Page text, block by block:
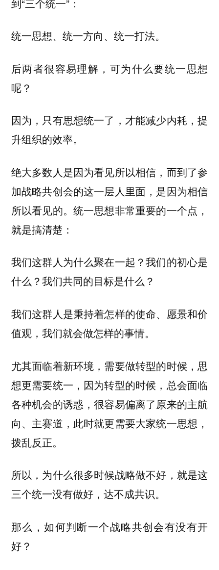
统一思想、统一方向、统一打法。
后两者很容易理解，可为什么要统一思想
呢？
因为，只有思想统一了，才能减少内耗，提
升组织的效率。
绝大多数人是因为看见所以相信，而到了参
加战略共创会的这一层人里面，是因为相信
所以看见的。统一思想非常重要的一个点，
就是搞清楚：
我们这群人为什么聚在一起？我们的初心是
什么？我们共同的目标是什么？
我们这群人是秉持着怎样的使命、愿景和价
值观，我们就会做怎样的事情。
尤其面临着新环境，需要做转型的时候，思
想更需要统一，因为转型的时候，总会面临
各种机会的诱惑，很容易偏离了原来的主航
向、主赛道，此时就更需要大家统一思想，
拨乱反正。
所以，为什么很多时候战略做不好，就是这
三个统一没有做好，达不成共识。
那么，如何判断一个战略共创会有没有开
好？